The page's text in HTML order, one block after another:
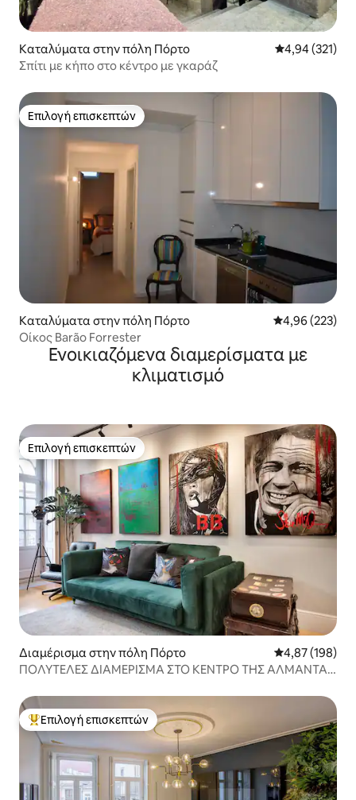
Καταλύματα στην πόλη Πόρτο Μέση
4,94 (321)
Σπίτι με κήπο στο κέντρο με γκαράζ
Επιλογή επισκεπτών
Επιλογή επισκεπτών
Καταλύματα στην πόλη Πόρτο Μέση
4,96 (223)
Οίκος Barão Forrester
Ενοικιαζόμενα διαμερίσματα με
κλιματισμό
Επιλογή επισκεπτών
Επιλογή επισκεπτών
Διαμέρισμα στην πόλη Πόρτο Μέση
4,87 (198)
ΠΟΛΥΤΕΛΕΣ ΔΙΑΜΕΡΙΣΜΑ ΣΤΟ ΚΕΝΤΡΟ ΤΗΣ ΑΛΜΑΝΤΑ
Κορυφαία επιλογή επισκεπτών
Επιλογή επισκεπτών